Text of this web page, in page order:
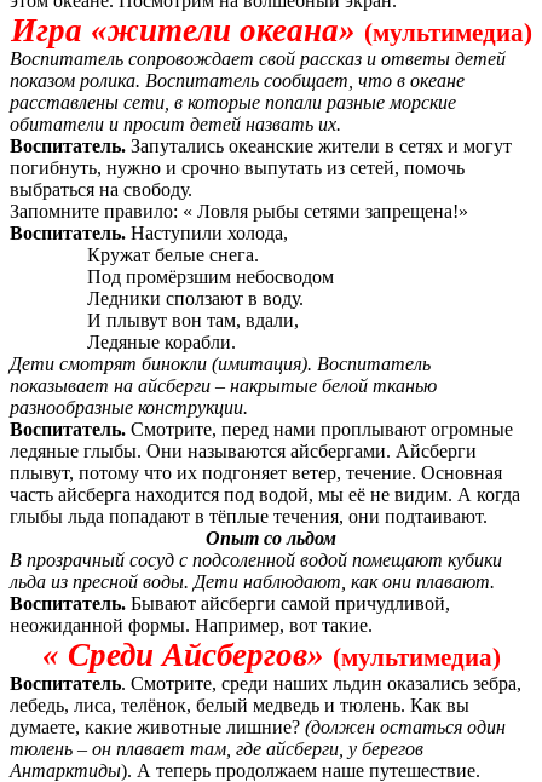
Игра «жители океана» (мультимедиа)
Воспитатель сопровождает свой рассказ и ответы детей
показом ролика. Воспитатель сообщает, что в океане
расставлены сети, в которые попали разные морские
обитатели и просит детей назвать их.
Воспитатель. Запутались океанские жители в сетях и могут
погибнуть, нужно и срочно выпутать из сетей, помочь
выбраться на свободу.
Запомните правило: « Ловля рыбы сетями запрещена!»
Воспитатель. Наступили холода,
Кружат белые снега.
Под промёрзшим небосводом
Ледники сползают в воду.
И плывут вон там, вдали,
Ледяные корабли.
Дети смотрят бинокли (имитация). Воспитатель
показывает на айсберги – накрытые белой тканью
разнообразные конструкции.
Воспитатель. Смотрите, перед нами проплывают огромные
ледяные глыбы. Они называются айсбергами. Айсберги
плывут, потому что их подгоняет ветер, течение. Основная
часть айсберга находится под водой, мы её не видим. А когда
глыбы льда попадают в тёплые течения, они подтаивают.
Опыт со льдом
В прозрачный сосуд с подсоленной водой помещают кубики
льда из пресной воды. Дети наблюдают, как они плавают.
Воспитатель. Бывают айсберги самой причудливой,
неожиданной формы. Например, вот такие.
« Среди Айсбергов» (мультимедиа)
Воспитатель. Смотрите, среди наших льдин оказались зебра,
лебедь, лиса, телёнок, белый медведь и тюлень. Как вы
думаете, какие животные лишние? (должен остаться один
тюлень – он плавает там, где айсберги, у берегов
Антарктиды). А теперь продолжаем наше путешествие.